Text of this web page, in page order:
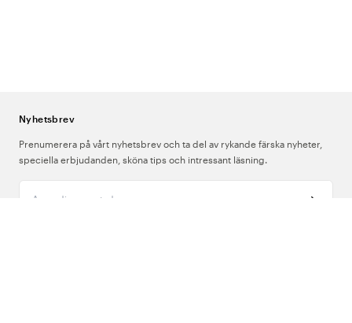
Nyhetsbrev
Prenumerera på vårt nyhetsbrev och ta del av rykande färska nyheter,
speciella erbjudanden, sköna tips och intressant läsning.